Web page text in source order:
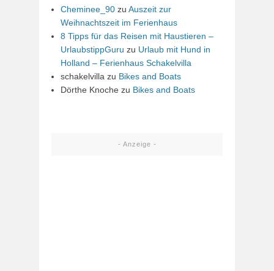
Cheminee_90 zu Auszeit zur
Weihnachtszeit im Ferienhaus
8 Tipps für das Reisen mit Haustieren –
UrlaubstippGuru zu Urlaub mit Hund in
Holland – Ferienhaus Schakelvilla
schakelvilla zu Bikes and Boats
Dörthe Knoche zu Bikes and Boats
- Anzeige -